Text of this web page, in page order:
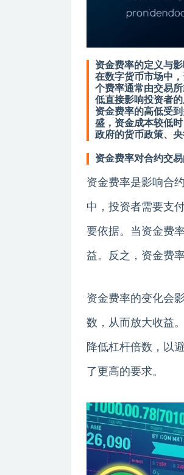
资金费率的定义与
在数字货币市场中
个费率通常由交易
低直接影响投资者
资金费率的高低受
盛，资金成本较低
政府的货币政策、
资金费率对合约交
资金费率是影响合
中，投资者需要支
要依据。当资金费
益。反之，资金费
资金费率的变化会
数，从而放大收益
降低杠杆倍数，以
了更高的要求。